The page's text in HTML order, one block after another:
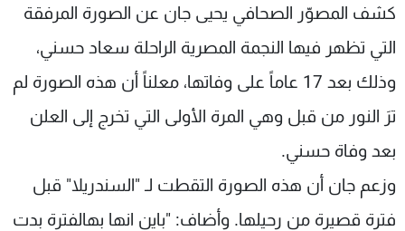
كشف المصوّر الصحافي يحيى جان عن الصورة المرفقة
التي تظهر فيها النجمة المصرية الراحلة سعاد حسني،
وذلك بعد 17 عاماً على وفاتها، معلناً أن هذه الصورة لم
ترَ النور من قبل وهي المرة الأولى التي تخرج إلى العلن
بعد وفاة حسني.
وزعم جان أن هذه الصورة التقطت لـ "السندريلا" قبل
فترة قصيرة من رحيلها. وأضاف: "باين انها بهالفترة بدت